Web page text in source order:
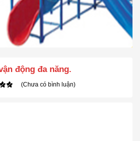
động đa năng.
(Chưa có bình luận)